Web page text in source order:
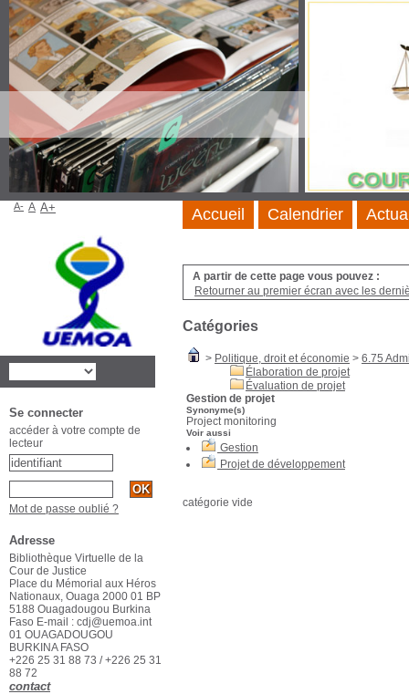
A partir de cette page vous pouvez :
Retourner au premier écran avec les
Catégories
> Politique, droit et économie > 6.75
Élaboration de projet
Évaluation de projet
Gestion de projet
Synonyme(s)
Project monitoring
Voir aussi
Gestion
Projet de développement
catégorie vide
Accueil Calendrier
A- A A+
Se connecter
accéder à votre compte de
lecteur
Mot de passe oublié ?
Adresse
Bibliothèque Virtuelle de la
Cour de Justice
Place du Mémorial aux Héros
Nationaux, Ouaga 2000 01 BP
5188 Ouagadougou Burkina
Faso E-mail : cdj@uemoa.int
01 OUAGADOUGOU
BURKINA FASO
+226 25 31 88 73 / +226 25 31
88 72
contact